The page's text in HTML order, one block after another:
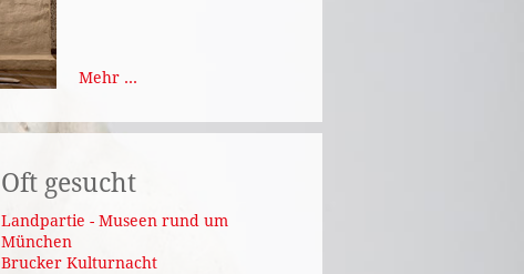
Mehr ...
Oft gesucht
Landpartie - Museen rund um
München
Brucker Kulturnacht